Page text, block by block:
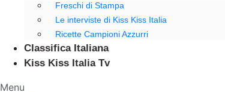
Freschi di Stampa
Le interviste di Kiss Kiss Italia
Ricette Campioni Azzurri
Classifica Italiana
Kiss Kiss Italia Tv
Menu